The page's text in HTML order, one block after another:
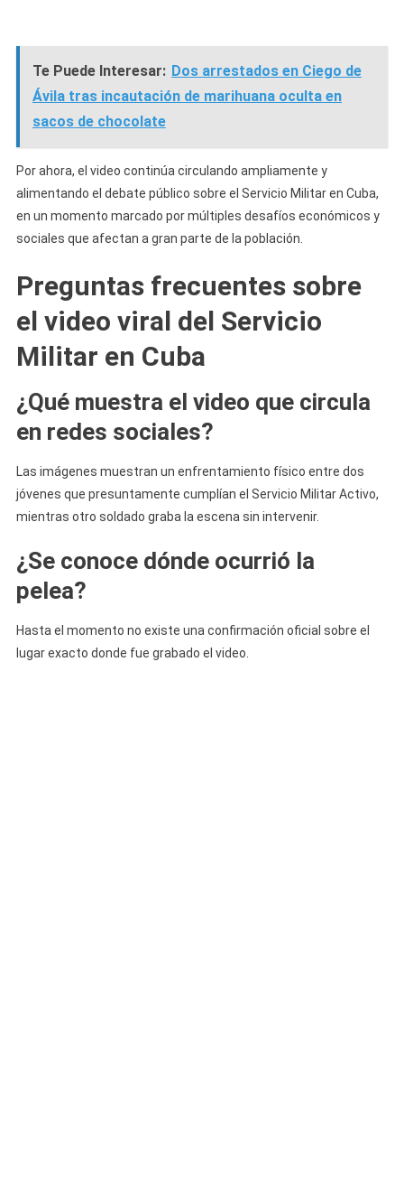
Te Puede Interesar: Dos arrestados en Ciego de
Ávila tras incautación de marihuana oculta en
sacos de chocolate
Por ahora, el video continúa circulando ampliamente y
alimentando el debate público sobre el Servicio Militar en Cuba,
en un momento marcado por múltiples desafíos económicos y
sociales que afectan a gran parte de la población.
Preguntas frecuentes sobre
el video viral del Servicio
Militar en Cuba
¿Qué muestra el video que circula
en redes sociales?
Las imágenes muestran un enfrentamiento físico entre dos
jóvenes que presuntamente cumplían el Servicio Militar Activo,
mientras otro soldado graba la escena sin intervenir.
¿Se conoce dónde ocurrió la
pelea?
Hasta el momento no existe una confirmación oficial sobre el
lugar exacto donde fue grabado el video.